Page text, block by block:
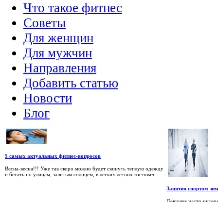
Что такое фитнес
Советы
Для женщин
Для мужчин
Направления
Добавить статью
Новости
Блог
5 самых актуальных фитнес-вопросов
Весна-весна!!! Уже так скоро можно будет скинуть теплую одежду
и бегать по улицам, залитым солнцем, в легких летних костюмч...
Занятия спортом